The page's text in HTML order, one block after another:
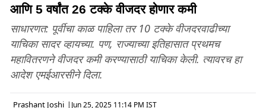
आणि 5 वर्षांत 26 टक्के वीजदर होणार कमी
साधारणत: पूर्वीचा काळ पाहिला तर 10 टक्के वीजदरवाढीच्या
याचिका सादर व्हायच्या. पण, राज्याच्या इतिहासात प्रथमच
महावितरणने वीजदर कमी करण्यासाठी याचिका केली. त्यावरच हा
आदेश एमईआरसीने दिला.
Prashant Joshi | Jun 25, 2025 11:14 PM IST